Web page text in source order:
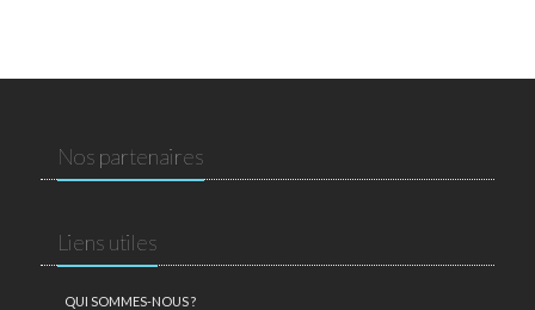
Nos partenaires
Liens utiles
QUI SOMMES-NOUS ?